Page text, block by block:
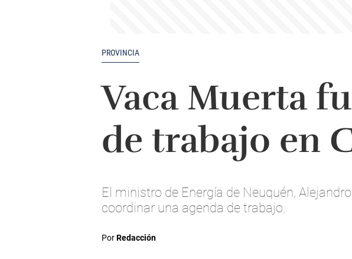
PROVINCIA
Vaca Muerta
de trabajo en
El ministro de Energía de Neuquén,
coordinar una agenda de trabajo.
PorRedacción